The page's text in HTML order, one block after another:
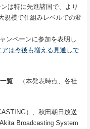
は特に先進諸国で、より
規模で仕組みレベルでの変
ンペーンに参加を表明し
アは今後も増える見通しで
一覧
（本発表時点、各社
）、秋田朝日放送
Broadcasting System